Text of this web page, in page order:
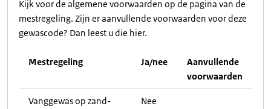
Kijk voor de algemene voorwaarden op de pagina van de
mestregeling. Zijn er aanvullende voorwaarden voor deze
gewascode? Dan leest u die hier.
Mestregeling Ja/nee
Aanvullende
voorwaarden
Vanggewas op zand-
Nee